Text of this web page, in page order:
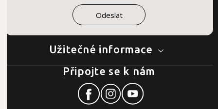
Užitečné informace
Připojte se k nám